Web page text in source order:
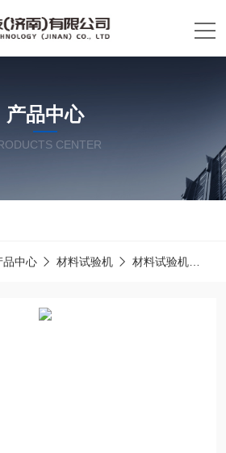
产品中心
CENTER
品中心 材料试验机 材料试验机